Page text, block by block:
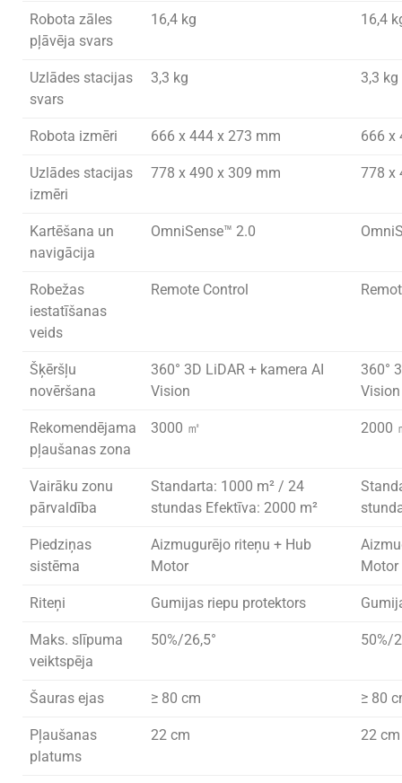
Robota zāles
pļāvēja svars
16,4 kg 16,4
Uzlādes stacijas
svars
3,3 kg 3,3 kg
Robota izmēri 666 x 444 x 273 mm 666 x
Uzlādes stacijas
izmēri
778 x 490 x 309 mm 778 x
Kartēšana un
navigācija
OmniSense™ 2.0
Robežas
iestatīšanas
veids
Remote Control
Šķēršļu
novēršana
360° 3D LiDAR + kamera AI
Vision
360°
Vision
Rekomendējama
pļaušanas zona
3000 ㎡ 2000
Vairāku zonu
pārvaldība
Standarta: 1000 m² / 24
stundas Efektīva: 2000 m²
Piedziņas
sistēma
Aizmugurējo riteņu + Hub
Motor
Motor
Riteņi Gumijas riepu protektors
Maks. slīpuma
veiktspēja
50%/26,5° 50%/
Šauras ejas ≥ 80 cm ≥ 80
Pļaušanas
platums
22 cm 22 cm